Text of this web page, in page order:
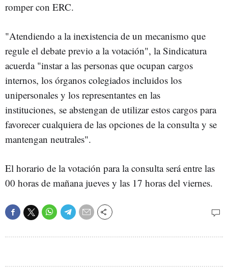
romper con ERC.
"Atendiendo a la inexistencia de un mecanismo que
regule el debate previo a la votación", la Sindicatura
acuerda "instar a las personas que ocupan cargos
internos, los órganos colegiados incluidos los
unipersonales y los representantes en las
instituciones, se abstengan de utilizar estos cargos para
favorecer cualquiera de las opciones de la consulta y se
mantengan neutrales".
El horario de la votación para la consulta será entre las
00 horas de mañana jueves y las 17 horas del viernes.